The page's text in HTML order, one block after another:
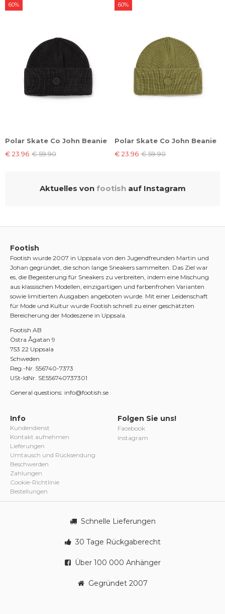
Polar Skate Co John Beanie
€ 23.96 € 59.90
60%
Polar Skate Co John Beanie
€ 23.96 € 59.90
60%
Aktuelles von footishauf Instagram
Footish
Footish wurde 2007 in Uppsala von den Jugendfreunden Martin und
Johan gegründet, die schon lange Sneakers sammelten. Das Ziel war
es, die Begeisterung für Sneakers zu verbreiten, indem eine Mischung
aus klassischen Modellen, einzigartigen und farbenfrohen Varianten
sowie limitierten Ausgaben angeboten wurde. Mit einer Leidenschaft
für Mode und Kultur wurde Footish schnell zu einer geschätzten
Bereicherung der Modeszene in Uppsala.
Footish AB
Östra Ågatan 9
753 22 Uppsala
Schweden
Reg.-Nr. 556740-7373
USt-IdNr. SE556740737301
General questions: info@footish.se
Info
Kundendienst
Kontakt aufnehmen
Lieferungen
Umtausch und Rücksendung
Beschwerden
Zahlungen
Cookie-Richtlinie
Bestellungen
Folgen Sie uns!
Facebook
Instagram
Schnelle Lieferungen
30 Tage Rückgaberecht
Über 100 000 Anhänger
Gegründet 2007